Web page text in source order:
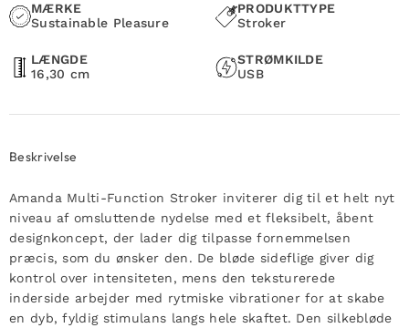
MÆRKE
Sustainable Pleasure
PRODUKTTYPE
Stroker
LÆNGDE
16,30 cm
STRØMKILDE
USB
Beskrivelse
Amanda Multi-Function Stroker inviterer dig til et helt nyt
niveau af omsluttende nydelse med et fleksibelt, åbent
designkoncept, der lader dig tilpasse fornemmelsen
præcis, som du ønsker den. De bløde sideflige giver dig
kontrol over intensiteten, mens den teksturerede
inderside arbejder med rytmiske vibrationer for at skabe
en dyb, fyldig stimulans langs hele skaftet. Den silkebløde